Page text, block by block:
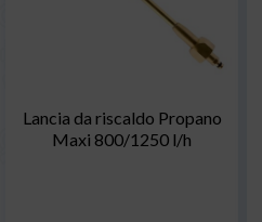
Lancia da riscaldo Propano
Maxi 800/1250 l/h